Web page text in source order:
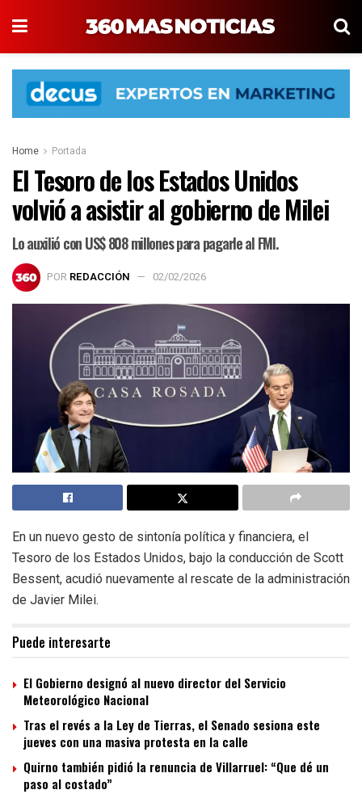
Home Portada
El Tesoro de los Estados Unidos
volvió a asistir al gobierno de Milei
Lo auxilió con US$ 808 millones para pagarle al FMI.
POR REDACCIÓN 02/02/2026
En un nuevo gesto de sintonía política y financiera, el
Tesoro de los Estados Unidos, bajo la conducción de Scott
Bessent, acudió nuevamente al rescate de la administración
de Javier Milei.
Puede interesarte
El Gobierno designó al nuevo director del Servicio
Meteorológico Nacional
Tras el revés a la Ley de Tierras, el Senado sesiona este
jueves con una masiva protesta en la calle
Quirno también pidió la renuncia de Villarruel: “Que dé un
paso al costado”